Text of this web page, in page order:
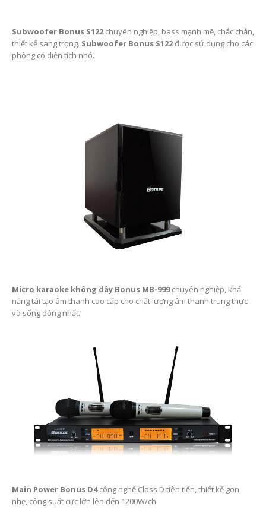
Subwoofer Bonus S122chuyên nghiệp, bass mạnh mẽ, chắc chắn,
thiết kế sang trọng. Subwoofer Bonus S122được sử dụng cho các
phòng có diện tích nhỏ.
Micro karaoke không dây Bonus MB-999chuyên nghiệp, khả
năng tái tạo âm thanh cao cấp cho chất lượng âm thanh trung thực
và sống động nhất.
Main Power Bonus D4công nghệ Class D tiên tiến, thiết kế gọn
nhẹ, công suất cực lớn lên đến 1200W/ch